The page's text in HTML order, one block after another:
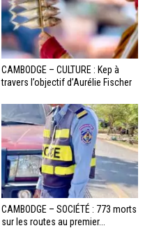
CAMBODGE – CULTURE : Kep à
travers l’objectif d’Aurélie Fischer
CAMBODGE – SOCIÉTÉ : 773 morts
sur les routes au premier...